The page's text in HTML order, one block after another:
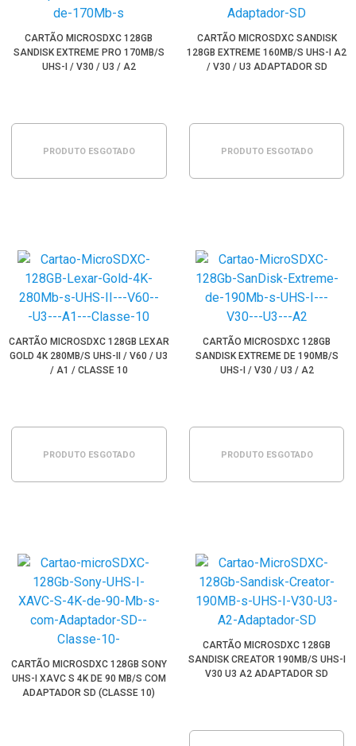
CARTÃO MICROSDXC 128GB
SANDISK EXTREME PRO 170MB/S
UHS-I / V30 / U3 / A2
PRODUTO ESGOTADO
CARTÃO MICROSDXC SANDISK
128GB EXTREME 160MB/S UHS-I A2
/ V30 / U3 ADAPTADOR SD
PRODUTO ESGOTADO
CARTÃO MICROSDXC 128GB LEXAR
GOLD 4K 280MB/S UHS-II / V60 / U3
/ A1 / CLASSE 10
PRODUTO ESGOTADO
CARTÃO MICROSDXC 128GB
SANDISK EXTREME DE 190MB/S
UHS-I / V30 / U3 / A2
PRODUTO ESGOTADO
CARTÃO MICROSDXC 128GB SONY
UHS-I XAVC S 4K DE 90 MB/S COM
ADAPTADOR SD (CLASSE 10)
CARTÃO MICROSDXC 128GB
SANDISK CREATOR 190MB/S UHS-I
V30 U3 A2 ADAPTADOR SD